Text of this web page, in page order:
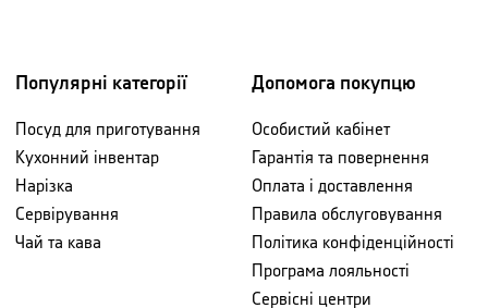
Популярні категорії
Посуд для приготування
Кухонний інвентар
Нарізка
Сервірування
Чай та кава
Допомога покупцю
Особистий кабінет
Гарантія та повернення
Оплата і доставлення
Правила обслуговування
Політика конфіденційності
Програма лояльності
Сервісні центри